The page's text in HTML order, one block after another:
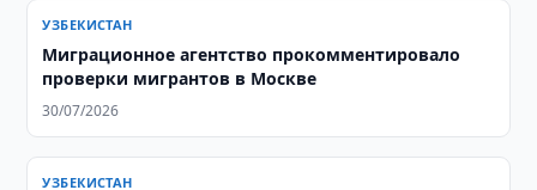
УЗБЕКИСТАН
Миграционное агентство прокомментировало
проверки мигрантов в Москве
30/07/2026
УЗБЕКИСТАН